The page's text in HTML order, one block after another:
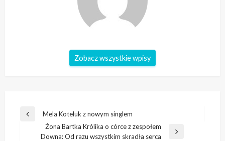
Zobacz wszystkie wpisy
Nawigacja
wpisu
Poprzedni
Mela Koteluk z nowym singlem
Następny
Żona Bartka Królika o córce z zespołem
Downa: Od razu wszystkim skradła serca